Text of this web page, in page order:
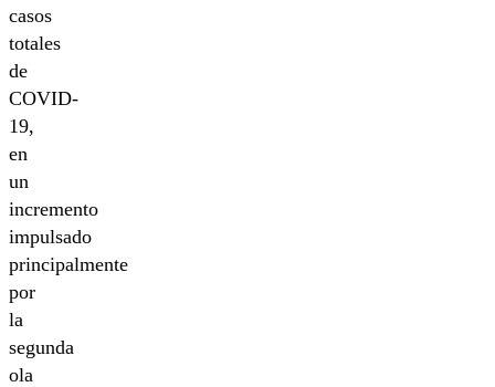
casos
totales
de
COVID-
19,
en
un
incremento
impulsado
principalmente
por
la
segunda
ola